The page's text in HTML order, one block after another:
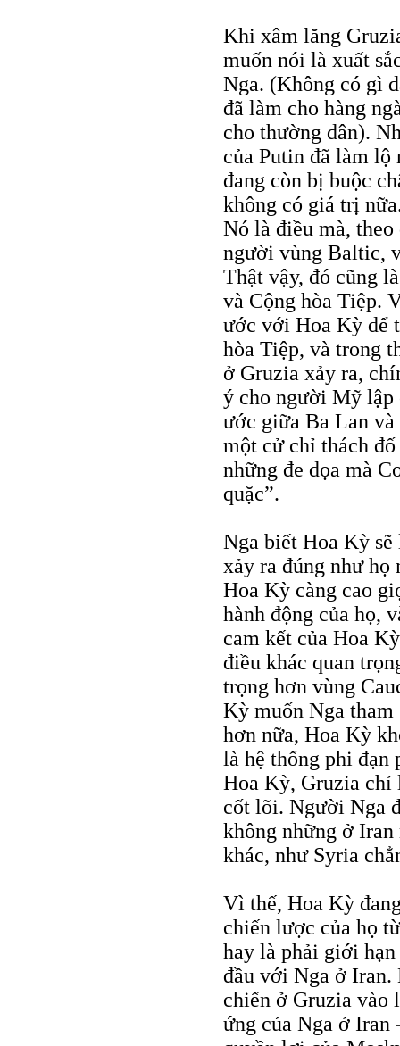
Khi xâm lăng
muốn nói là xuất
Nga. (Không có gì
đã làm cho hàng
cho thường dân).
của Putin đã làm
đang còn bị buộc
không có giá trị
Nó là điều mà,
người vùng Baltic,
Thật vậy, đó cũng
và Cộng hòa Tiệp.
ước với Hoa Kỳ để
hòa Tiệp, và trong
ở Gruzia xảy ra,
ý cho người Mỹ lập
ước giữa Ba Lan
một cử chỉ thách
những đe dọa mà
quặc”.
Nga biết Hoa Kỳ sẽ
xảy ra đúng như họ
Hoa Kỳ càng cao
hành động của họ,
cam kết của Hoa
điều khác quan
trọng hơn vùng
Kỳ muốn Nga tham
hơn nữa, Hoa Kỳ
là hệ thống phi
Hoa Kỳ, Gruzia chỉ
cốt lõi. Người Nga
không những ở
khác, như Syria
Vì thế, Hoa Kỳ
chiến lược của họ
hay là phải giới
đầu với Nga ở Iran.
chiến ở Gruzia vào
ứng của Nga ở Iran